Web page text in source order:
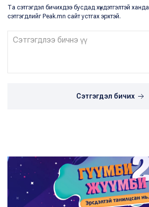
Та сэтгэгдэл бичихдээ бусдад хүндэтгэлтэй
сэтгэгдлийг Peak.mn сайт устгах эрхтэй.
Сэтгэгдэл бичих